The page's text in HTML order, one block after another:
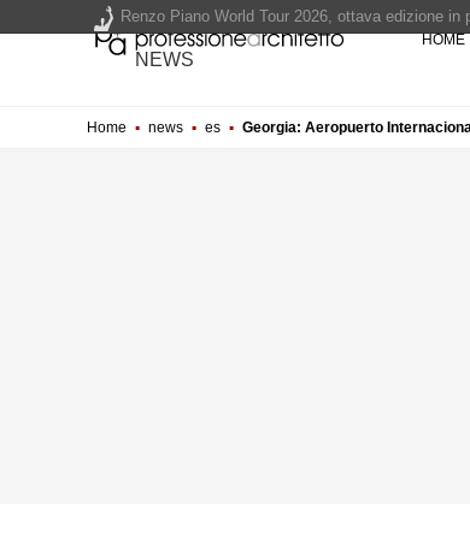
NEWS
HOME
Home ▪ news ▪ es ▪ Georgia: Aeropuerto
Renzo Piano World Tour 2026, ottava edizione